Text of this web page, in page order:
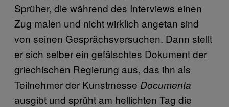
Sprüher, die während des Interviews einen
Zug malen und nicht wirklich angetan sind
von seinen Gesprächsversuchen. Dann stellt
er sich selber ein gefälschtes Dokument der
griechischen Regierung aus, das ihn als
Teilnehmer der Kunstmesse Documenta
ausgibt und sprüht am hellichten Tag die